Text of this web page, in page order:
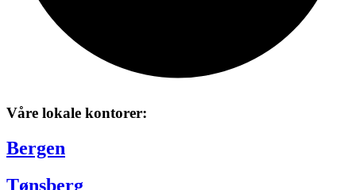
Våre lokale kontorer:
Bergen
Tønsberg